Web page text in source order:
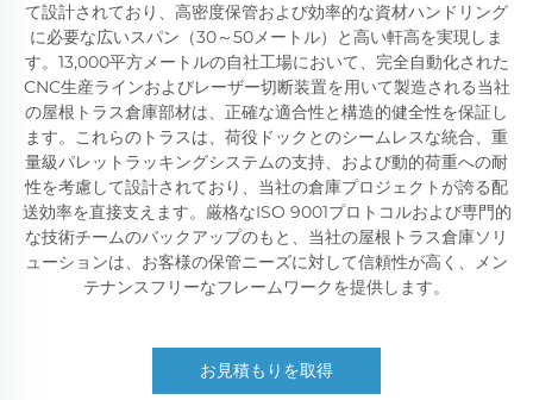
て設計されており、高密度保管および効率的な資材ハンドリング
に必要な広いスパン（30～50メートル）と高い軒高を実現しま
す。13,000平方メートルの自社工場において、完全自動化された
CNC生産ラインおよびレーザー切断装置を用いて製造される当社
の屋根トラス倉庫部材は、正確な適合性と構造的健全性を保証し
ます。これらのトラスは、荷役ドックとのシームレスな統合、重
量級パレットラッキングシステムの支持、および動的荷重への耐
性を考慮して設計されており、当社の倉庫プロジェクトが誇る配
送効率を直接支えます。厳格なISO 9001プロトコルおよび専門的
な技術チームのバックアップのもと、当社の屋根トラス倉庫ソリ
ューションは、お客様の保管ニーズに対して信頼性が高く、メン
テナンスフリーなフレームワークを提供します。
お見積もりを取得